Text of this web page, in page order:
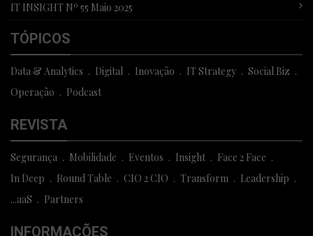
IT INSIGHT Nº 55 Maio 2025
TÓPICOS
Data & Analytics Digital Inovação IT Strategy
Social Biz
Operação
Podcast
REVISTA
Segurança Mobilidade Eventos Insight
Face 2 Face
In Deep
Round Table CIO 2 CIO Transform
Leadership
...aaS
Partners
INFORMAÇÕES